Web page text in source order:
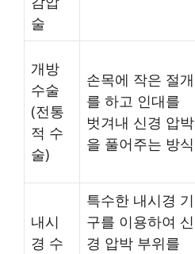
술
개방
수술
(전통
적 수
술)
손목에 작은 절개
를 하고 인대를
벗겨내 신경 압박
을 풀어주는 방식
내시
경 수
특수한 내시경 기
구를 이용하여 신
경 압박 부위를